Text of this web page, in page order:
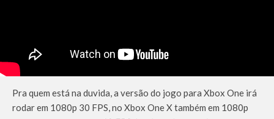
Pra quem está na duvida, a versão do jogo para Xbox One irá
rodar em 1080p 30 FPS, no Xbox One X também em 1080p